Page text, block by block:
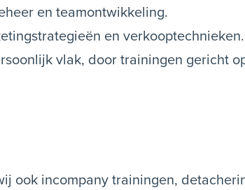
en teamontwikkeling.
en verkooptechnieken.
vlak, door trainingen gericht
ook incompany trainingen,